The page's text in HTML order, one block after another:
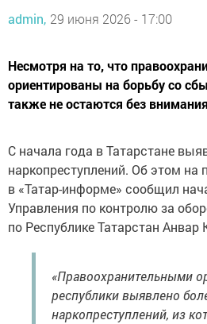
admin, 29 июня 2026 - 17:00
Несмотря на то, что
ориентированы на борьбу со
также не остаются без
С начала года в Татарстане
наркопреступлений. Об этом на
в «Татар-информе» сообщил
Управления по контролю за
по Республике Татарстан Анвар
«Правоохранительными
республики выявлено
наркопреступлений, из